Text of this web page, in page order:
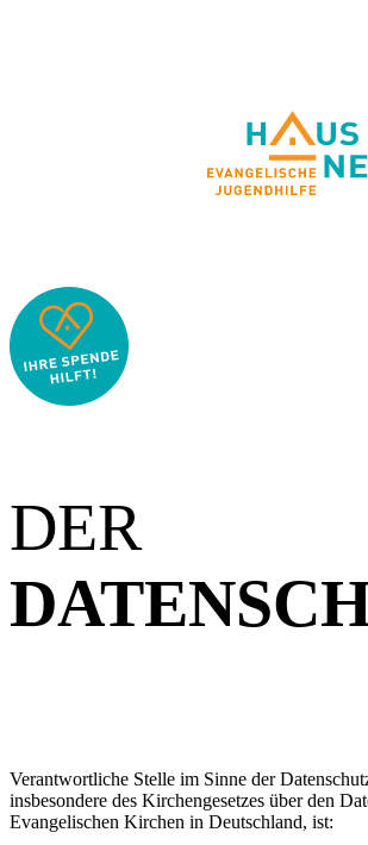
DER
Verantwortliche Stelle im Sinne der
insbesondere des Kirchengesetzes über den
Evangelischen Kirchen in Deutschland, ist: